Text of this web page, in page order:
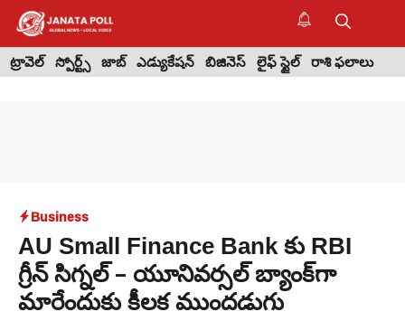
Skip
content
ట్రావెల్ స్పోర్ట్స్ జాబ్ ఎడ్యుకేషన్ బిజినెస్ లైఫ్ స్టైల్ రాశి ఫలాలు
Business
AU Small Finance Bank కు RBI
గ్రీన్ సిగ్నల్ – యూనివర్సల్ బ్యాంక్‌గా
మారేందుకు కీలక ముందడుగు